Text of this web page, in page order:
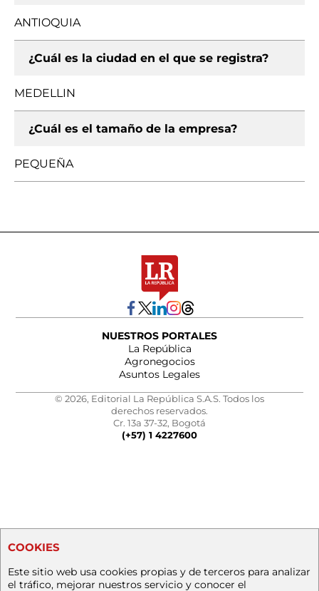
ANTIOQUIA
¿Cuál es la ciudad en el que se registra?
MEDELLIN
¿Cuál es el tamaño de la empresa?
PEQUEÑA
NUESTROS PORTALES
La República
Agronegocios
Asuntos Legales
© 2026, Editorial La República S.A.S. Todos los
derechos reservados.
Cr. 13a 37-32, Bogotá
(+57) 1 4227600
COOKIES
Este sitio web usa cookies propias y de terceros para analizar
el tráfico, mejorar nuestros servicio y conocer el